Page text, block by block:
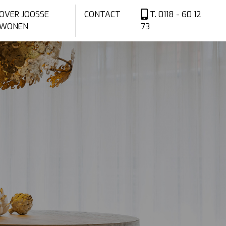
T. 0118 - 60 12
73
JOOSSE
CONTACT